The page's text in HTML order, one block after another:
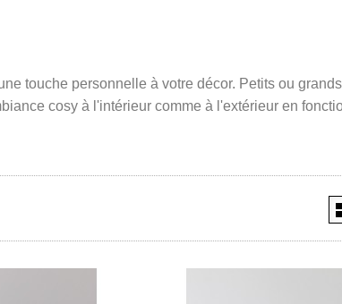
touche personnelle à votre décor. Petits ou
cosy à l'intérieur comme à l'extérieur en